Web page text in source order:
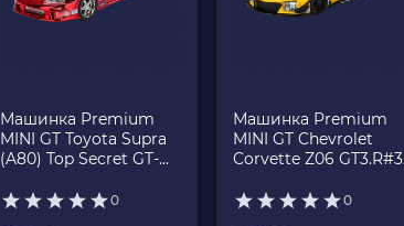
Машинка Premium
MINI GT Toyota Supra
(A80) Top Secret GT-
MGT01132-CH Red
0
Машинка Premium
MINI GT Chevrolet
Corvette Z06 GT3.R#3
MGT01168-CH Yellow
0